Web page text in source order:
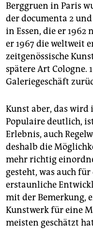
Berggruen in Paris
der documenta 2
in Essen, die er 1962
er 1967 die weltweit
zeitgenössische
spätere Art Cologne.
Galeriegeschäft
Kunst aber, das wird
Populaire deutlich,
Erlebnis, auch
deshalb die
mehr richtig
gesteht, was auch
erstaunliche
mit der Bemerkung,
Kunstwerk für eine
meisten geschätzt